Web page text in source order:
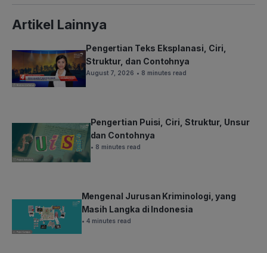
Artikel Lainnya
Pengertian Teks Eksplanasi, Ciri,
Struktur, dan Contohnya
August 7, 2026 • 8 minutes read
Pengertian Puisi, Ciri, Struktur, Unsur
dan Contohnya
• 8 minutes read
Mengenal Jurusan Kriminologi, yang
Masih Langka di Indonesia
• 4 minutes read